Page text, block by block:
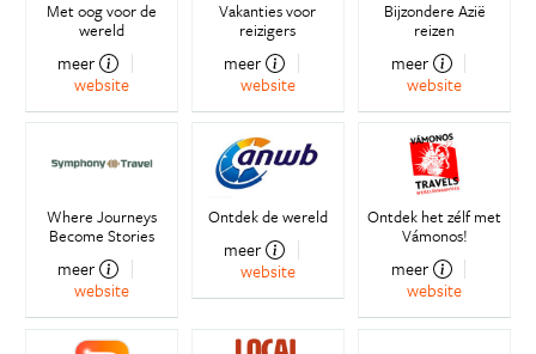
Met oog voor de
wereld
meer
website
Vakanties voor
reizigers
meer
website
Bijzondere Azië
reizen
meer
website
Where Journeys
Become Stories
meer
website
Ontdek de wereld
meer
website
Ontdek het zélf met
Vámonos!
meer
website